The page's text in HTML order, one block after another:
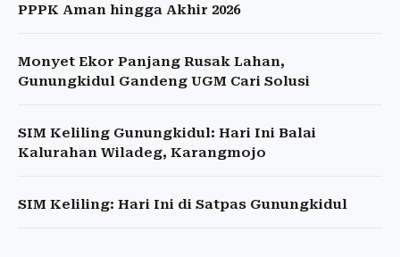
PPPK Aman hingga Akhir 2026
Monyet Ekor Panjang Rusak Lahan,
Gunungkidul Gandeng UGM Cari Solusi
SIM Keliling Gunungkidul: Hari Ini Balai
Kalurahan Wiladeg, Karangmojo
SIM Keliling: Hari Ini di Satpas Gunungkidul